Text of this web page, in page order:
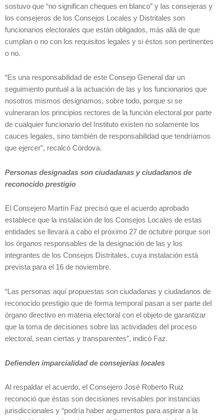
sostuvo que “no significan cheques en blanco” y las consejeras y
los consejeros de los Consejos Locales y Distritales son
funcionarios electorales que están obligados, más allá de que
cumplan o no con los requisitos legales y si éstos son pertinentes
o no.
“Es una responsabilidad de este Consejo General dar un
seguimiento puntual a la actuación de las y los funcionarios que
nosotros mismos designamos, sobre todo, porque si se
vulneraran los principios rectores de la función electoral por parte
de cualquier funcionario del Instituto existen no solamente los
cauces legales, sino también de responsabilidad que tendríamos
que ejercer”, recalcó Córdova.
Personas designadas son ciudadanas y ciudadanos de
reconocido prestigio
El Consejero Martín Faz precisó que el acuerdo aprobado
establece que la instalación de los Consejos Locales de estas
entidades se llevará a cabo el próximo 27 de octubre porque son
los órganos responsables de la designación de las y los
integrantes de los Consejos Distritales, cuya instalación está
prevista para el 16 de noviembre.
“Las personas aquí propuestas son ciudadanas y ciudadanos de
reconocido prestigio que de forma temporal pasan a ser parte del
órgano directivo en materia electoral con el objeto de garantizar
que la toma de decisiones sobre las actividades del proceso
electoral, sean ciertas y transparentes”, indicó Faz.
Defienden imparcialidad de consejerías locales
Al respaldar el acuerdo, el Consejero José Roberto Ruiz
reconoció que éstas son decisiones revisables por instancias
jurisdiccionales y “podría haber argumentos para aspirar a la